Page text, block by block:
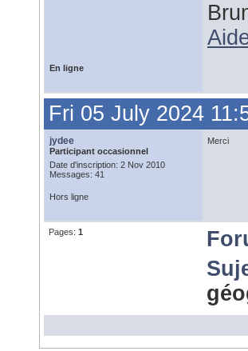
En ligne
Fri 05 July 2024
jydee
Participant occasionnel
Date d'inscription: 2 Nov 2010
Messages: 41
Merci
Hors ligne
Pages: 1